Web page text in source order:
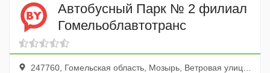
Автобусный Парк № 2 филиал
Гомельоблавтотранс
247760, Гомельская область, Мозырь, Ветровая улица, 1